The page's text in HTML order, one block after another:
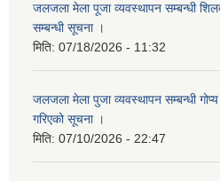
जलजला मेला पूजा व्यवस्थापन सम्बन्धी
सम्बन्धी सूचना ।
मिति: 07/18/2026 - 11:32
जलजला मेला पुजा व्यवस्थापन सम्बन्धी
गरिएको सूचना ।
मिति: 07/10/2026 - 22:47